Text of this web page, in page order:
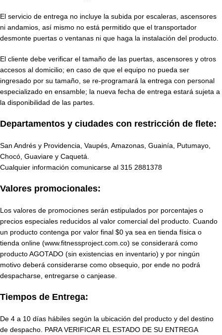
El servicio de entrega no incluye la subida por escaleras, ascensores
ni andamios, así mismo no está permitido que el transportador
desmonte puertas o ventanas ni que haga la instalación del producto.
El cliente debe verificar el tamaño de las puertas, ascensores y otros
accesos al domicilio; en caso de que el equipo no pueda ser
ingresado por su tamaño, se re-programará la entrega con personal
especializado en ensamble; la nueva fecha de entrega estará sujeta a
la disponibilidad de las partes.
Departamentos y ciudades con restricción de flete:
San Andrés y Providencia, Vaupés, Amazonas, Guainía, Putumayo,
Chocó, Guaviare y Caquetá.
Cualquier información comunicarse al 315 2881378
Valores promocionales:
Los valores de promociones serán estipulados por porcentajes o
precios especiales reducidos al valor comercial del producto. Cuando
un producto contenga por valor final $0 ya sea en tienda física o
tienda online (www.fitnessproject.com.co) se considerará como
producto AGOTADO (sin existencias en inventario) y por ningún
motivo deberá considerarse como obsequio, por ende no podrá
despacharse, entregarse o canjease.
Tiempos de Entrega:
De 4 a 10 días hábiles según la ubicación del producto y del destino
de despacho. PARA VERIFICAR EL ESTADO DE SU ENTREGA